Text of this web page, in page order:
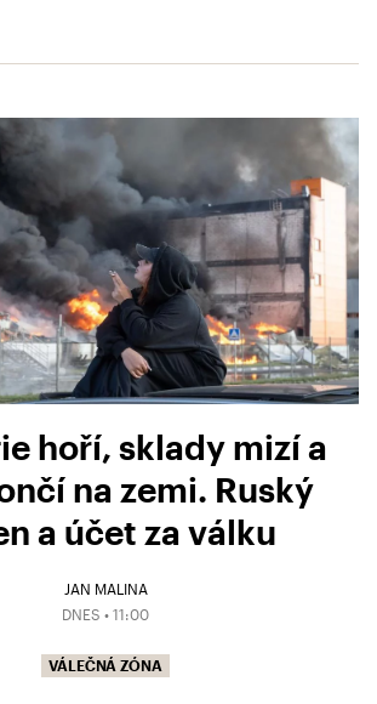
hoří, sklady mizí a
na zemi. Ruský
a účet za válku
JAN MALINA
DNES • 11:00
VÁLEČNÁ ZÓNA